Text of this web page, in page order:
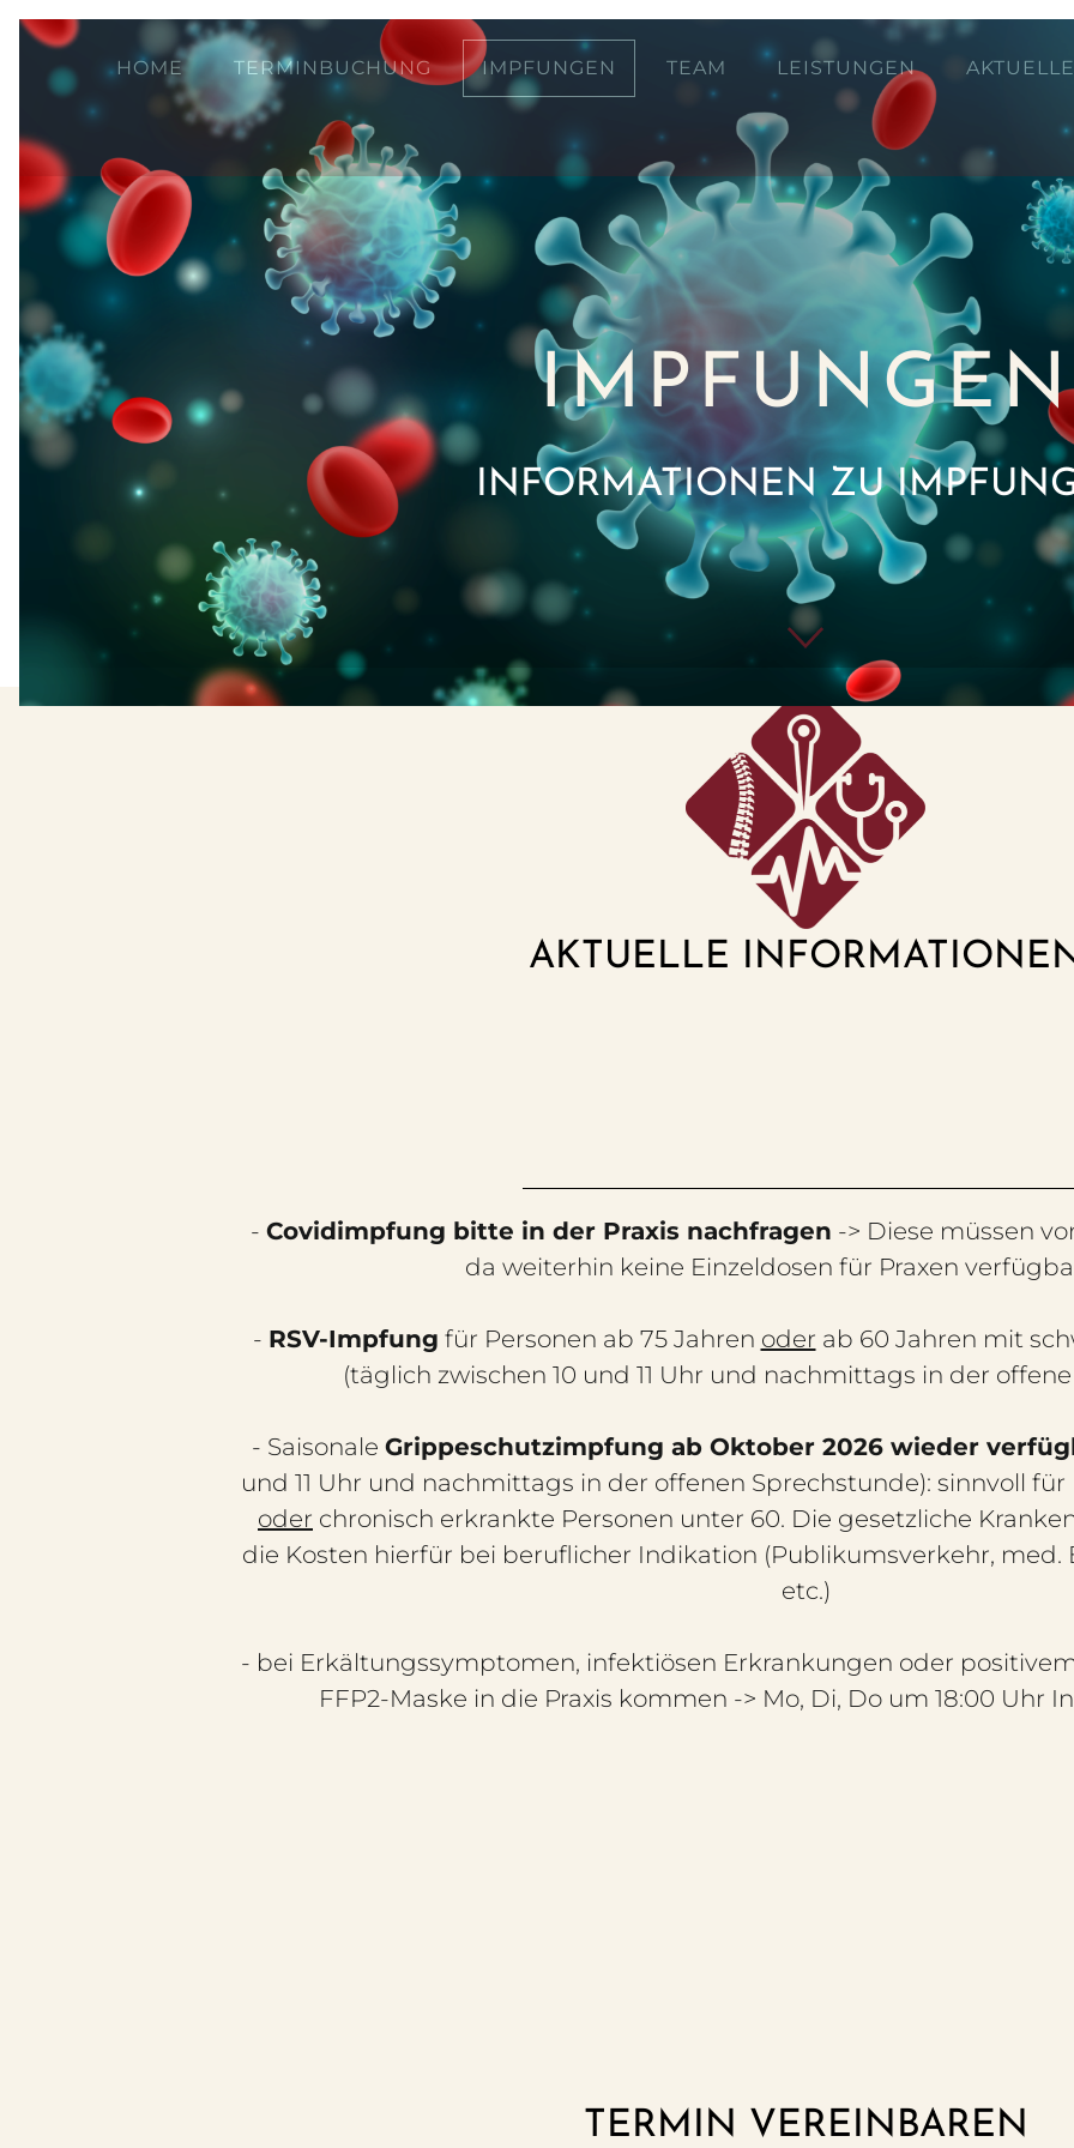
HOME TERMINBUCHUNG IMPFUNGEN TEAM LEISTUNGEN
IMPFUNGEN
INFORMATIONEN ZU
AKTUELLE
- Covidimpfung bitte in der Praxis nachfragen -> Diese müssen
da weiterhin keine Einzeldosen für Praxen
- RSV-Impfung für Personen ab 75 Jahren oder ab 60 Jahren mit
(täglich zwischen 10 und 11 Uhr und nachmittags in der
- Saisonale Grippeschutzimpfung ab Oktober 2026 wieder
und 11 Uhr und nachmittags in der offenen Sprechstunde): sinnvoll
oder chronisch erkrankte Personen unter 60. Die gesetzliche
die Kosten hierfür bei beruflicher Indikation (Publikumsverkehr, med.
etc.)
- bei Erkältungssymptomen, infektiösen Erkrankungen oder
FFP2-Maske in die Praxis kommen -> Mo, Di, Do um 18:00 Uhr
TERMIN VEREINBAREN